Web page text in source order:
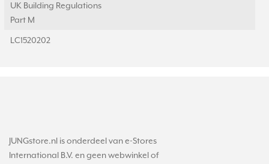
UK Building Regulations
Part M
LC1520202
JUNGstore.nl is onderdeel van e-Stores
International B.V. en geen webwinkel of